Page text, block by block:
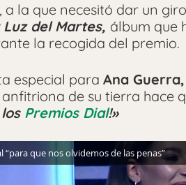
a la que necesitó dar un
Luz del Martes, álbum que
la recogida del premio.
especial para Ana Guerra,
de su tierra hace
Premios Dial!»